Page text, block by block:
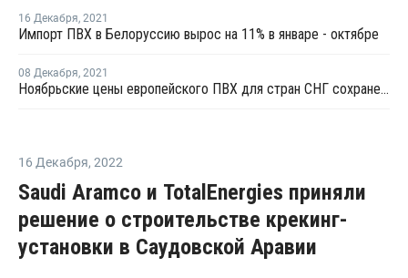
16 Декабря, 2021
Импорт ПВХ в Белоруссию вырос на 11% в январе - октябре
08 Декабря, 2021
Ноябрьские цены европейского ПВХ для стран СНГ сохранены на декабрь
16 Декабря, 2022
Saudi Aramco и TotalEnergies приняли
решение о строительстве крекинг-
установки в Саудовской Аравии